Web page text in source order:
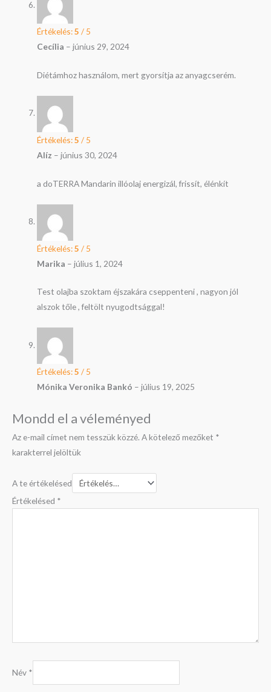
Értékelés:5 / 5
Cecília – június 29, 2024
Diétámhoz használom, mert gyorsítja az anyagcserém.
Értékelés:5 / 5
Alíz – június 30, 2024
a doTERRA Mandarin illóolaj energizál, frissít, élénkít
Értékelés:5 / 5
Marika – július 1, 2024
Test olajba szoktam éjszakára cseppenteni , nagyon jól
alszok tőle , feltölt nyugodtsággal!
Értékelés:5 / 5
Mónika Veronika Bankó – július 19, 2025
Mondd el a véleményed
Az e-mail címet nem tesszük közzé. A kötelező mezőket *
karakterrel jelöltük
A te értékelésed
Értékelésed *
Név *